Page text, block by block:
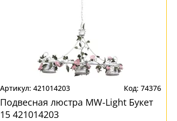
421014203 74376
Подвесная люстра MW-Light Букет
15 421014203